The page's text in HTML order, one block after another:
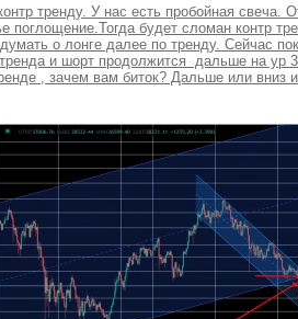
тренду. У нас есть пробойная свеча.
поглощение.Тогда будет сломан контр
о лонге далее по тренду. Сейчас
тренда и шорт продолжится дальше на ур
, зачем вам биток? Дальше или вниз